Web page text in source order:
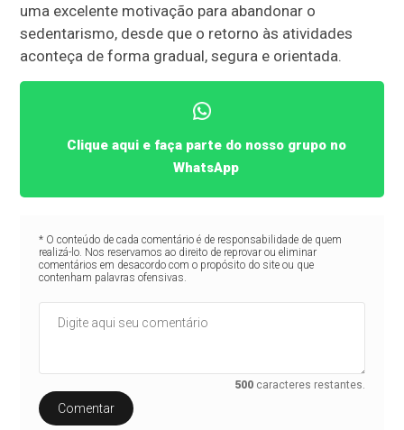
uma excelente motivação para abandonar o
sedentarismo, desde que o retorno às atividades
aconteça de forma gradual, segura e orientada.
Clique aqui e faça parte do nosso grupo no
WhatsApp
* O conteúdo de cada comentário é de responsabilidade de quem
realizá-lo. Nos reservamos ao direito de reprovar ou eliminar
comentários em desacordo com o propósito do site ou que
contenham palavras ofensivas.
500 caracteres restantes.
Comentar